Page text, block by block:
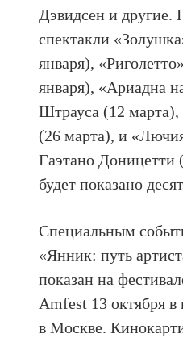
Дэвидсен и другие.
спектакли
января),
января), «Ариадна
Штрауса (12
(26 марта), и
Гаэтано Доницетти
будет показано
Специальным
«Янник: путь
показан на
Amfest 13 октября
в Москве.